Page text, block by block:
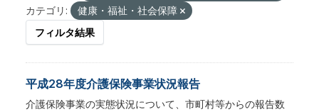
カテゴリ:
健康・福祉・社会保障
フィルタ結果
平成28年度介護保険事業状況報告
介護保険事業の実態状況について、市町村等からの報告数